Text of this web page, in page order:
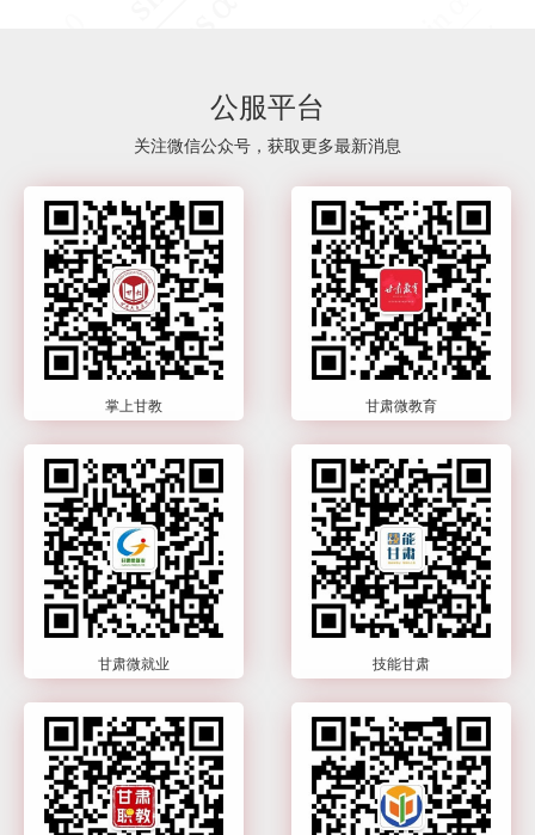
公服平台
关注微信公众号，获取更多最新消息
掌上甘教 甘肃微教育
甘肃微就业 技能甘肃